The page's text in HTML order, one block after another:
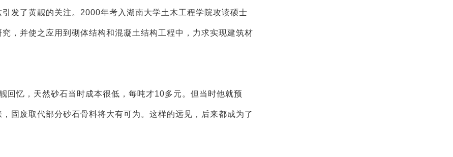
发了黄靓的关注。2000年考入湖南大学土木工程学院攻读硕士
，并使之应用到砌体结构和混凝土结构工程中，力求实现建筑材
回忆，天然砂石当时成本很低，每吨才10多元。但当时他就预
固废取代部分砂石骨料将大有可为。这样的远见，后来都成为了